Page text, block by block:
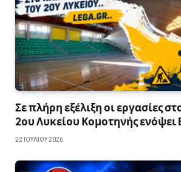
Σε πλήρη εξέλιξη οι εργασίες
2ου Λυκείου Κομοτηνής ενόψει
22 ΙΟΥΛΊΟΥ 2026